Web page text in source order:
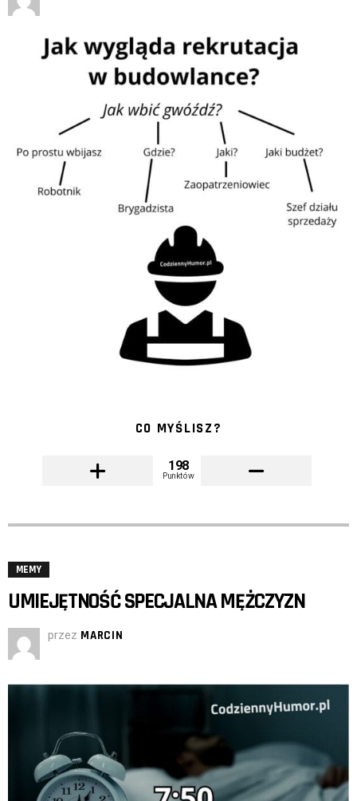
CO MYŚLISZ?
198
Punktów
MEMY
UMIEJĘTNOŚĆ SPECJALNA MĘŻCZYZN
przez MARCIN